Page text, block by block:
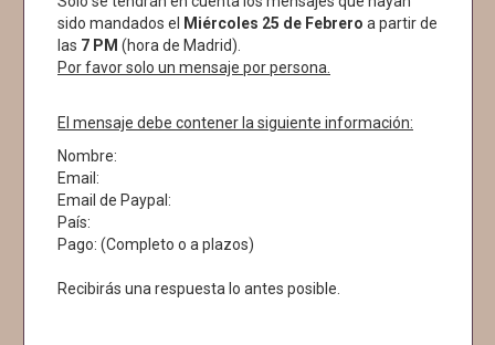
sido mandados el
Miércoles 25 de Febrero a partir de
las 7 PM (hora de Madrid).
Por favor solo un mensaje por persona.
El mensaje debe contener la siguiente información:
Nombre:
Email:
Email de Paypal:
País:
Pago: (Completo o a plazos)
Recibirás una respuesta lo antes posible.